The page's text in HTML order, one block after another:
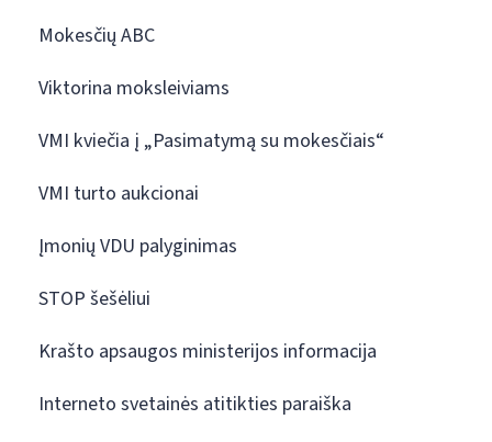
Mokesčių ABC
Viktorina moksleiviams
VMI kviečia į „Pasimatymą su mokesčiais“
VMI turto aukcionai
Įmonių VDU palyginimas
STOP šešėliui
Krašto apsaugos ministerijos informacija
Interneto svetainės atitikties paraiška